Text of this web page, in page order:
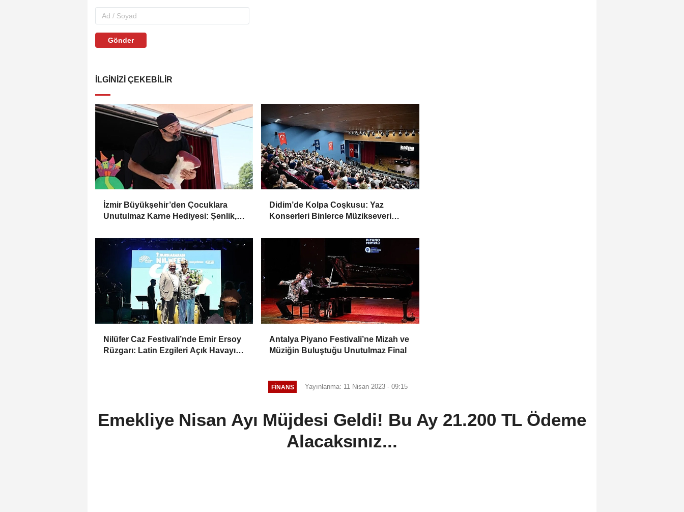
Gönder
İLGINIZI ÇEKEBILIR
İzmir Büyükşehir’den Çocuklara
Unutulmaz Karne Hediyesi: Şenlik,
Didim’de Kolpa Coşkusu: Yaz
Konserleri Binlerce Müzikseveri
Nilüfer Caz Festivali’nde Emir Ersoy
Rüzgarı: Latin Ezgileri Açık Havayı
Antalya Piyano Festivali’ne Mizah ve
Müziğin Buluştuğu Unutulmaz Final
FINANS Yayınlanma: 11 Nisan 2023 - 09:15
Emekliye Nisan Ayı Müjdesi Geldi! Bu Ay 21.200 TL Ödeme
Alacaksınız...